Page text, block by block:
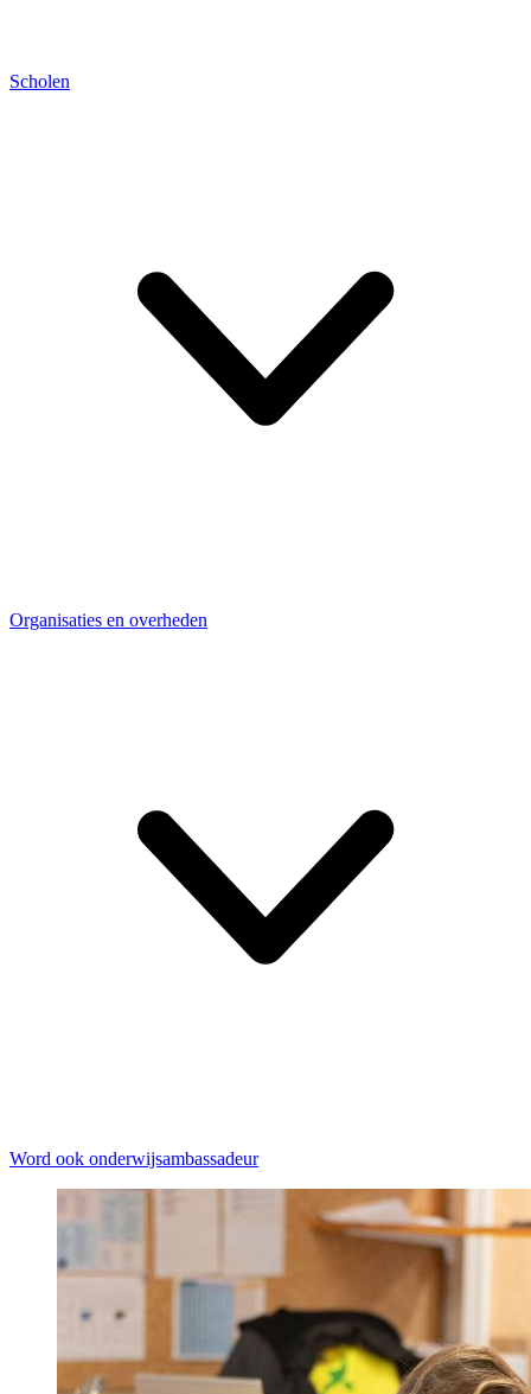
Scholen
Organisaties en overheden
Word ook onderwijsambassadeur